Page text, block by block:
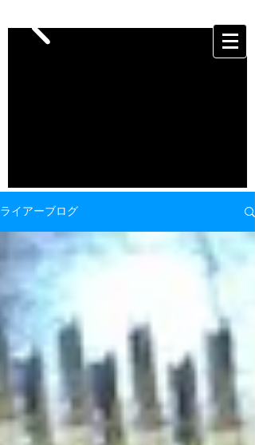
ライアーブログ